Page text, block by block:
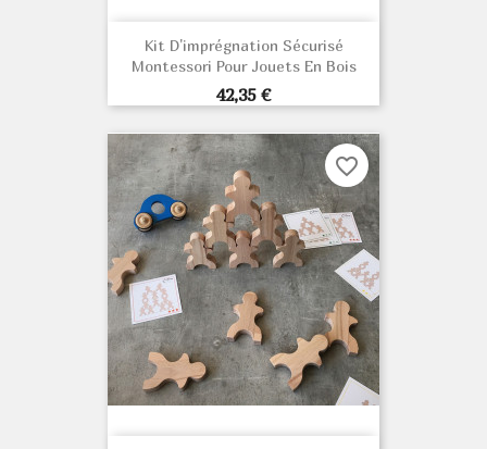
Kit D'imprégnation Sécurisé
Montessori Pour Jouets En Bois
Prix
42,35 €
favorite_border